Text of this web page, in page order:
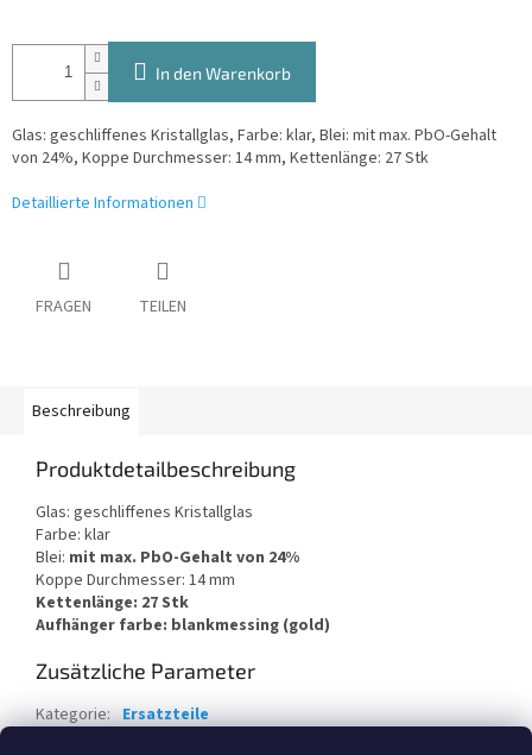
In den Warenkorb
Glas: geschliffenes Kristallglas, Farbe: klar, Blei: mit max. PbO-Gehalt
von 24%, Koppe Durchmesser: 14 mm, Kettenlänge: 27 Stk
Detaillierte Informationen
FRAGEN TEILEN
Beschreibung
Produktdetailbeschreibung
Glas: geschliffenes Kristallglas
Farbe: klar
Blei: mit max. PbO-Gehalt von 24%
Koppe Durchmesser: 14 mm
Kettenlänge: 27 Stk
Aufhänger farbe: blankmessing (gold)
Zusätzliche Parameter
Kategorie: Ersatzteile